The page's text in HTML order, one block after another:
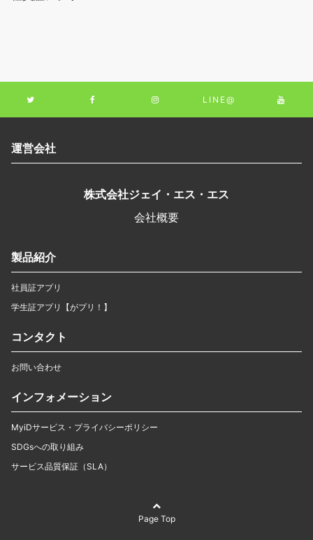
LINE@
運営会社
株式会社ジェイ・エス・エス
会社概要
製品紹介
社員証アプリ
学生証アプリ【がプリ！】
コンタクト
お問い合わせ
インフォメーション
MyiDサービス・プライバシーポリシー
SDGsへの取り組み
サービス品質保証（SLA）
Page Top